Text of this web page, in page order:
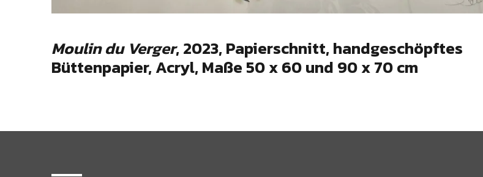
Moulin du Verger, 2023, Papierschnitt, handgeschöpftes
Büttenpapier, Acryl, Maße 50 x 60 und 90 x 70 cm